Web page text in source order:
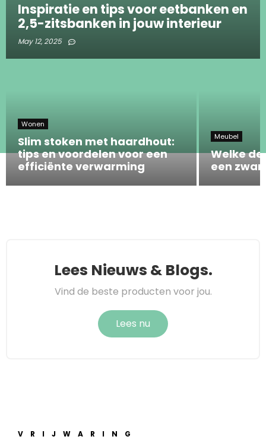
Inspiratie en tips voor eetbanken en
2,5-zitsbanken in jouw interieur
May 12, 2025
Wonen
Slim stoken met haardhout:
tips en voordelen voor een
efficiënte verwarming
Meubel
Welke
een
Lees Nieuws & Blogs.
Vind de beste producten voor jou.
Lees nu
VRIJWARING